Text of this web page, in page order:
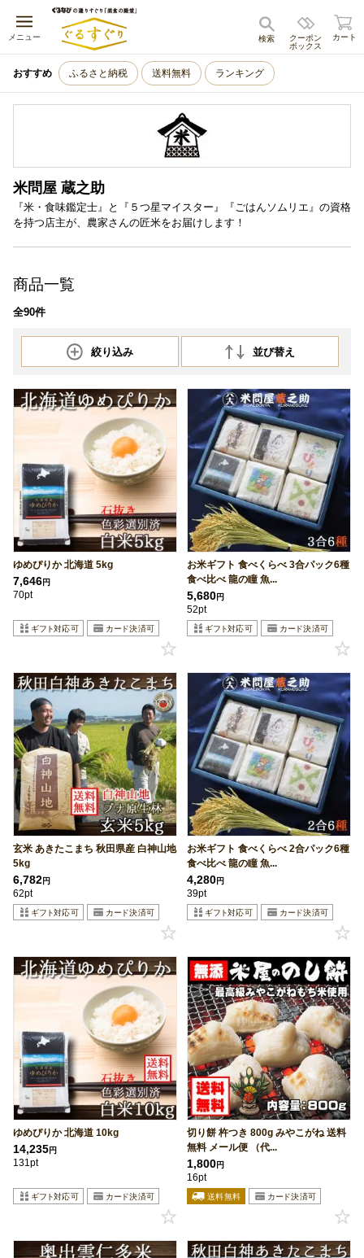
メニュー
キャンセル
クーポン
ボックス
検索 カート
おすすめ ふるさと納税 送料無料 ランキング
米問屋 蔵之助
『米・食味鑑定士』と『５つ星マイスター』『ごはんソムリエ』の資格
を持つ店主が、農家さんの匠米をお届けします！
商品一覧
全90件
絞り込み 並び替え
ゆめぴりか 北海道 5kg
7,646円
70pt
お米ギフト 食べくらべ 3合パック6種
食べ比べ 龍の瞳 魚...
5,680円
52pt
玄米 あきたこまち 秋田県産 白神山地
5kg
6,782円
62pt
お米ギフト 食べくらべ 2合パック6種
食べ比べ 龍の瞳 魚...
4,280円
39pt
ゆめぴりか 北海道 10kg
14,235円
131pt
切り餅 杵つき 800g みやこがね 送料
無料 メール便 （代...
1,800円
16pt